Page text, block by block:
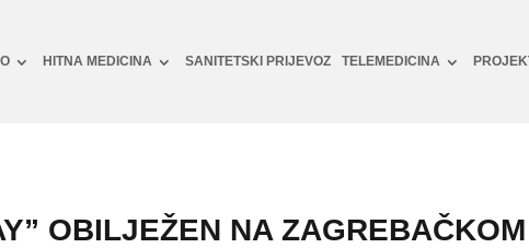
HITNA MEDICINA SANITETSKI PRIJEVOZ TELEMEDICINA
OBILJEŽEN NA